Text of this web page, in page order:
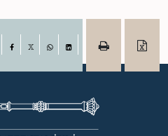
Facebook